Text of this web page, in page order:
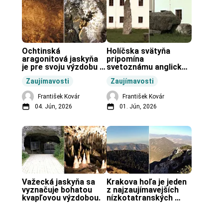
Zaujímavosti
Ochtinská
aragonitová jaskyňa
je pre svoju výzdobu
vo svete.
František Kovár
04. Jún, 2026
Zaujímavosti
Holíčska svätyňa
pripomína
svetoznámu anglickú
František Kovár
01. Jún, 2026
Važecká jaskyňa sa
vyznačuje bohatou
kvapľovou výzdobou.
Krakova hoľa je jeden
z najzaujímavejších
nízkotatranských